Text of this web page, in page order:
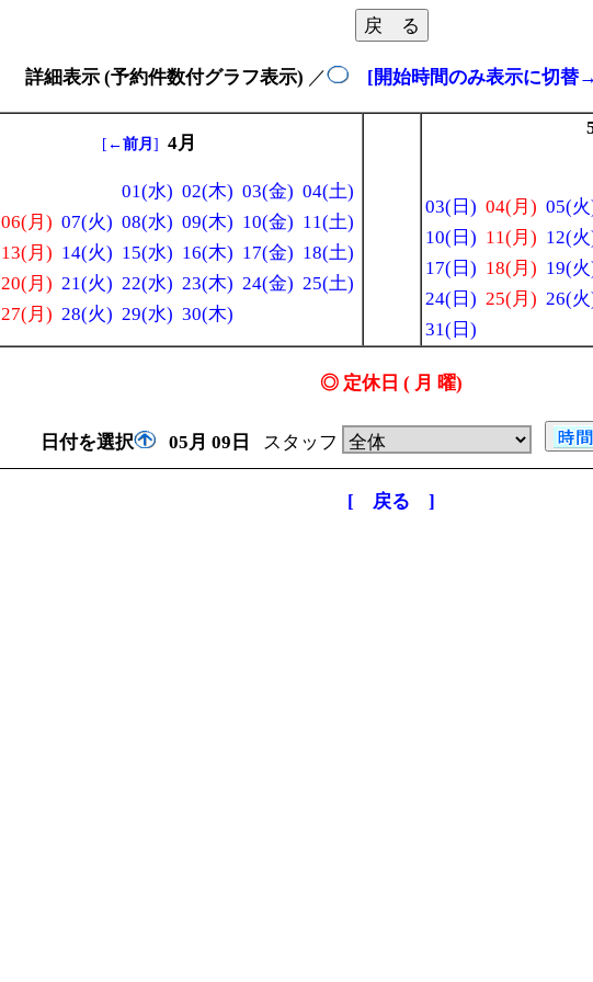
詳細表示 (予約件数付グラフ表示) ／ [開始時間のみ表示に切替→
[ ←前月 ] 4月
01(水) 02(木) 03(金) 04(土)
06(月) 07(火) 08(水) 09(木) 10(金) 11(土)
13(月) 14(火) 15(水) 16(木) 17(金) 18(土)
20(月) 21(火) 22(水) 23(木) 24(金) 25(土)
27(月) 28(火) 29(水) 30(木)
03(日) 04(月) 05(
10(日) 11(月) 12(
17(日) 18(月) 19(
24(日) 25(月) 26(
31(日)
◎ 定休日 ( 月 曜)
日付を選択 05月 09日 スタッフ
[ 戻る ]